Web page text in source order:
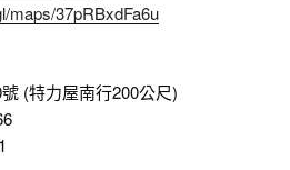
maps/37pRBxdFa6u
(特力屋南行200公尺)